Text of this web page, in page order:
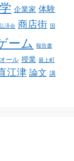
企業家 体験
済会 商店街 国
ーム 報告書
ール 授業 最上町
江津 論文 講